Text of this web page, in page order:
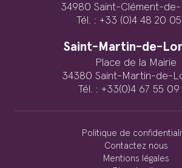
34980 Saint-Clément-de-
Tél. : +33 (0)4 48 20
Saint-Martin-de-
Place de la Mairie
34380 Saint-Martin-de-
Tél. : +33(0)4 67 55 09
Politique de
Contactez nous
Mentions légales